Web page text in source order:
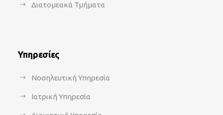
Διατομεακά Τμήματα
Υπηρεσίες
Νοσηλευτική Υπηρεσία
Ιατρική Υπηρεσία